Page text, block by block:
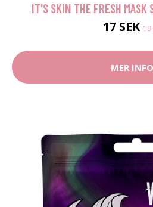
IT'S SKIN THE FRESH MASK
17 SEK19
MER